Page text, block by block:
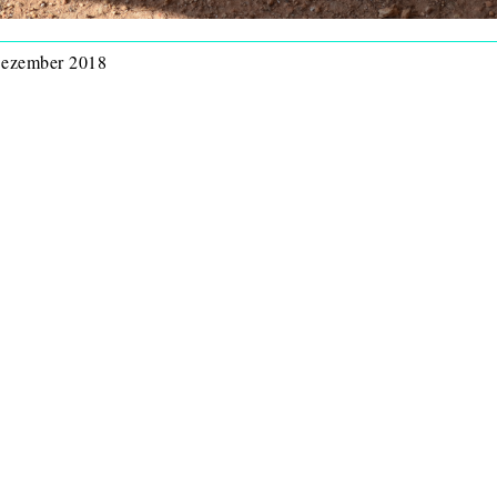
2018